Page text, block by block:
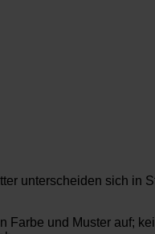
unterscheiden sich in
und Muster auf;